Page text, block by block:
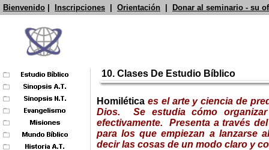
Bienvenido Inscripciones Orientación Donar al seminario - su
10. Clases De Estudio Bíblico
Homilética es el arte y ciencia de
Dios. Se estudia cómo
efectivamente.
Presenta a través
para los que empiezan a lanzarse
decir las cosas de un modo claro y